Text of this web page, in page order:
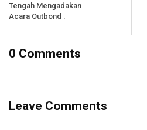
Tengah Mengadakan
Acara Outbond .
0 Comments
Leave Comments